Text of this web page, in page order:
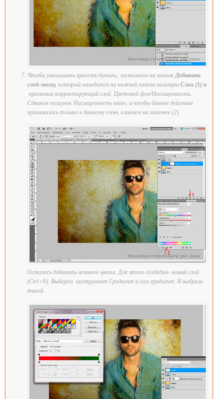
Чтобы уменьшить яркость бумаги, нажимаем на значокДобавить
слой-маску, который находится на нижней панели палитры Слои (1) и
применим корректирующий слой Цветовой фон/Насыщенность.
Сдвинем ползунок Насыщенность влево, а чтобы данное действие
применилось только к данному слою, кликнем на замочек (2).
Осталось добавить немного цвета. Для этого создадим новый слой
(Ctrl+N). Выберем инструмент Градиент и сам градиент. Я выбрала
такой.